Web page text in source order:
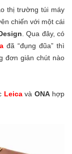
thị trường túi máy
chiến với một cái
. Qua đây, có
đã “đụng đũa” thì
đơn giản chút nào
Leicavà ONAhợp